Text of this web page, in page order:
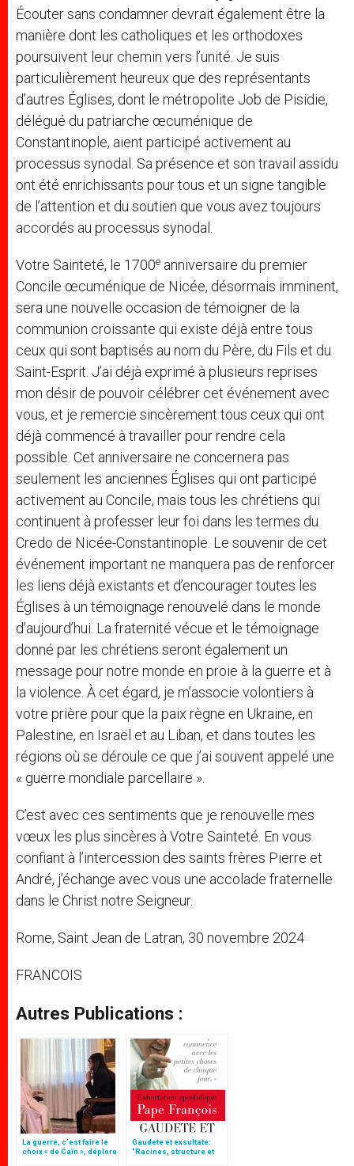
Écouter sans condamner devrait également être la
manière dont les catholiques et les orthodoxes
poursuivent leur chemin vers l’unité. Je suis
particulièrement heureux que des représentants
d’autres Églises, dont le métropolite Job de Pisidie,
délégué du patriarche œcuménique de
Constantinople, aient participé activement au
processus synodal. Sa présence et son travail assidu
ont été enrichissants pour tous et un signe tangible
de l’attention et du soutien que vous avez toujours
accordés au processus synodal.
Votre Sainteté, le 1700e anniversaire du premier
Concile œcuménique de Nicée, désormais imminent,
sera une nouvelle occasion de témoigner de la
communion croissante qui existe déjà entre tous
ceux qui sont baptisés au nom du Père, du Fils et du
Saint-Esprit. J’ai déjà exprimé à plusieurs reprises
mon désir de pouvoir célébrer cet événement avec
vous, et je remercie sincèrement tous ceux qui ont
déjà commencé à travailler pour rendre cela
possible. Cet anniversaire ne concernera pas
seulement les anciennes Églises qui ont participé
activement au Concile, mais tous les chrétiens qui
continuent à professer leur foi dans les termes du
Credo de Nicée-Constantinople. Le souvenir de cet
événement important ne manquera pas de renforcer
les liens déjà existants et d’encourager toutes les
Églises à un témoignage renouvelé dans le monde
d’aujourd’hui. La fraternité vécue et le témoignage
donné par les chrétiens seront également un
message pour notre monde en proie à la guerre et à
la violence. À cet égard, je m’associe volontiers à
votre prière pour que la paix règne en Ukraine, en
Palestine, en Israël et au Liban, et dans toutes les
régions où se déroule ce que j’ai souvent appelé une
« guerre mondiale parcellaire ».
C’est avec ces sentiments que je renouvelle mes
vœux les plus sincères à Votre Sainteté. En vous
confiant à l’intercession des saints frères Pierre et
André, j’échange avec vous une accolade fraternelle
dans le Christ notre Seigneur.
Rome, Saint Jean de Latran, 30 novembre 2024
FRANCOIS
Autres Publications :
La guerre, c’est faire le
choix « de Caïn », déplore
Gaudete et exsultate:
"Racines, structure et